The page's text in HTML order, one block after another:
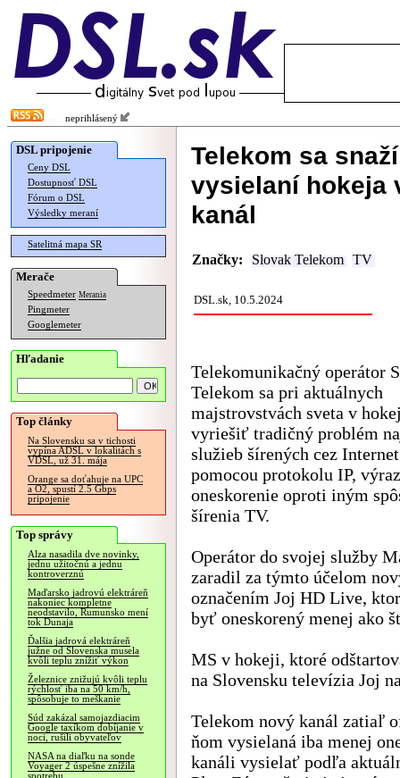
neprihlásený
DSL pripojenie
Ceny DSL
Dostupnosť DSL
Fórum o DSL
Výsledky meraní
Satelitná mapa SR
Merače
Speedmeter Merania
Pingmeter
Googlemeter
Hľadanie
Top články
Na Slovensku sa v tichosti
vypína ADSL v lokalitách s
VDSL, už 31. mája
Orange sa doťahuje na UPC
a O2, spustí 2.5 Gbps
pripojenie
Top správy
Alza nasadila dve novinky,
jednu užitočnú a jednu
kontroverznú
Maďarsko jadrovú elektráreň
nakoniec kompletne
neodstavilo, Rumunsko mení
tok Dunaja
Ďalšia jadrová elektráreň
južne od Slovenska musela
kvôli teplu znížiť výkon
Železnice znižujú kvôli teplu
rýchlosť iba na 50 km/h,
spôsobuje to meškanie
Súd zakázal samojazdiacim
Google taxíkom dobíjanie v
noci, rušili obyvateľov
NASA na diaľku na sonde
Voyager 2 úspešne znížila
spotrebu
Telekom sa
vysielaní hokeja
kanál
Značky: Slovak Telekom TV
DSL.sk, 10.5.2024
Telekomunikačný operátor
Telekom sa pri aktuálnych
majstrovstvách sveta v
vyriešiť tradičný problém
služieb šírených cez
pomocou protokolu IP,
oneskorenie oproti iným
šírenia TV.
Operátor do svojej služby
zaradil za týmto účelom
označením Joj HD Live,
byť oneskorený menej ako
MS v hokeji, ktoré
na Slovensku televízia Joj
Telekom nový kanál zatiaľ
ňom vysielaná iba menej
kanáli vysielať podľa